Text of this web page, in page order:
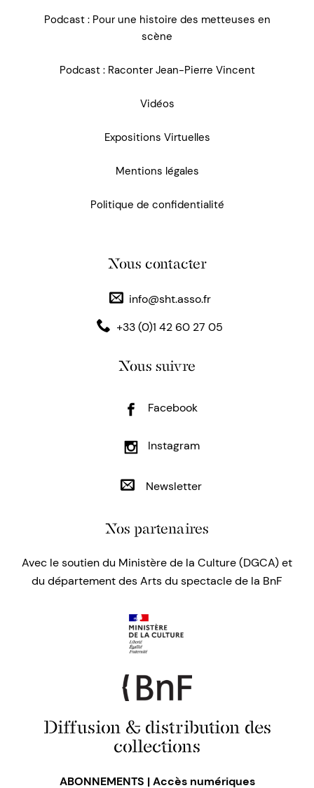
Podcast : Pour une histoire des metteuses en
scène
Podcast : Raconter Jean-Pierre Vincent
Vidéos
Expositions Virtuelles
Mentions légales
Politique de confidentialité
Nous contacter
info@sht.asso.fr
+33 (0)1 42 60 27 05
Nous suivre
Facebook
Instagram
Newsletter
Nos partenaires
Avec le soutien du Ministère de la Culture (DGCA) et
du département des Arts du spectacle de la BnF
Diffusion & distribution des
collections
ABONNEMENTS | Accès numériques